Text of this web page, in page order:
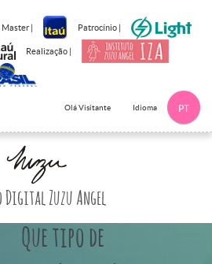
| Patrocínio |
Realização |
Olá Visitante Idioma PT
Digital Zuzu Angel
Que tipo de